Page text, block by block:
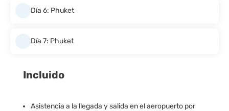
Día 6: Phuket
Día 7: Phuket
Incluido
Asistencia a la llegada y salida en el aeropuerto por